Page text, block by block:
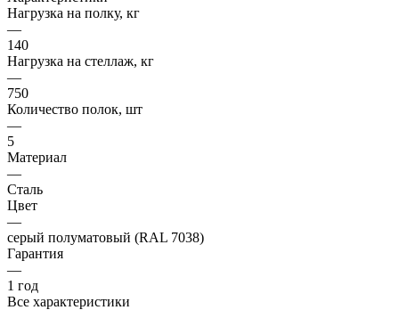
Нагрузка на полку, кг
—
140
Нагрузка на стеллаж, кг
—
750
Количество полок, шт
—
5
Материал
—
Сталь
Цвет
—
серый полуматовый (RAL 7038)
Гарантия
—
1 год
Все характеристики